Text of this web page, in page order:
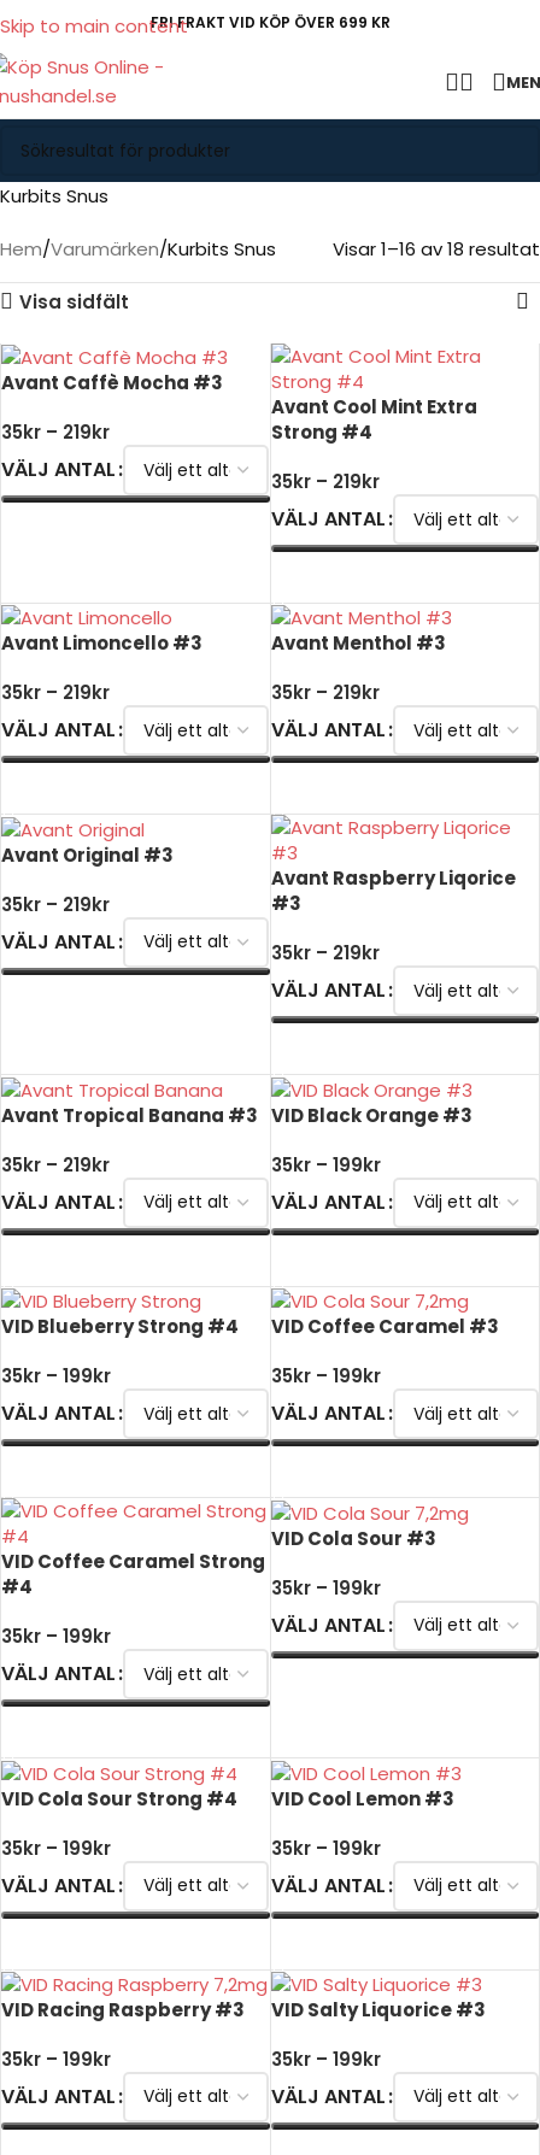
Skip to main contentFRI FRAKT VID KÖP ÖVER 699 KR
Kurbits Snus
Hem Varumärken Kurbits Snus Visar 1–16 av 18 resultat
Visa sidfält
Avant Caffè Mocha #3
35kr – 219kr
VÄLJ ANTAL
Avant Cool Mint Extra
Strong #4
35kr – 219kr
VÄLJ ANTAL
Avant Limoncello #3
35kr – 219kr
VÄLJ ANTAL
Avant Menthol #3
35kr – 219kr
VÄLJ ANTAL
Avant Original #3
35kr – 219kr
VÄLJ ANTAL
Avant Raspberry Liqorice
#3
35kr – 219kr
VÄLJ ANTAL
Avant Tropical Banana #3
35kr – 219kr
VÄLJ ANTAL
VID Black Orange #3
35kr – 199kr
VÄLJ ANTAL
VID Blueberry Strong #4
35kr – 199kr
VÄLJ ANTAL
VID Coffee Caramel #3
35kr – 199kr
VÄLJ ANTAL
VID Coffee Caramel Strong
#4
35kr – 199kr
VÄLJ ANTAL
VID Cola Sour #3
35kr – 199kr
VÄLJ ANTAL
VID Cola Sour Strong #4
35kr – 199kr
VÄLJ ANTAL
VID Cool Lemon #3
35kr – 199kr
VÄLJ ANTAL
VID Racing Raspberry #3
35kr – 199kr
VÄLJ ANTAL
VID Salty Liquorice #3
35kr – 199kr
VÄLJ ANTAL